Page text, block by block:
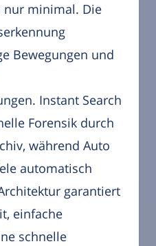
nur minimal. Die
Bewegungen und
Instant Search
Forensik durch
während Auto
automatisch
garantiert
einfache
schnelle